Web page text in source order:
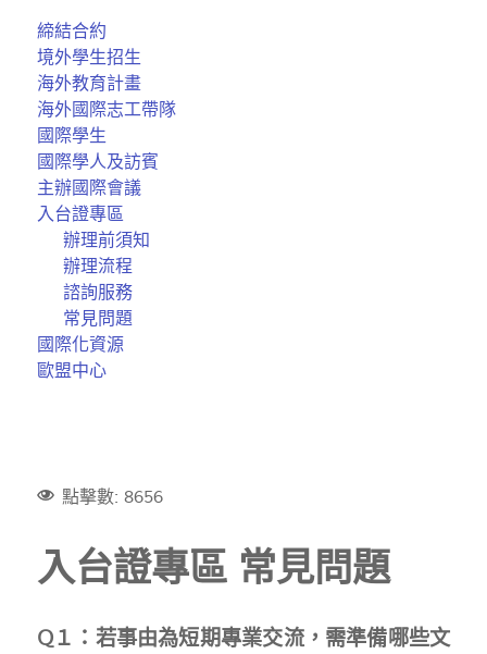
締結合約
境外學生招生
海外教育計畫
海外國際志工帶隊
國際學生
國際學人及訪賓
主辦國際會議
入台證專區
辦理前須知
辦理流程
諮詢服務
常見問題
國際化資源
歐盟中心
點擊數: 8656
入台證專區 常見問題
Q１：若事由為短期專業交流，需準備哪些文